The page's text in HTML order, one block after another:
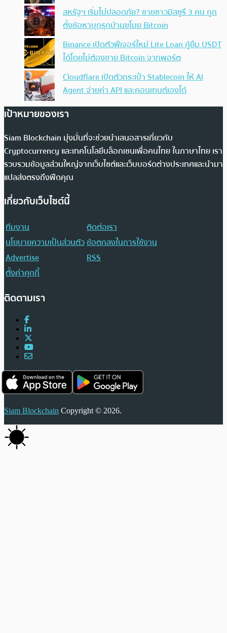
สหรัฐฯ เริ่มไม่ปลอดภัย? ชายชาวมิสซูรี 3 คน ถูก
ตั้งข้อหาบุกรุกบ้านขโมย Bitcoin
Binance เปิดตัวฟีเจอร์ใหม่ Lite Loan กู้ยืม USDT
ได้โดยไม่ต้องขาย Bitcoin จากพอร์ต
Cloudflare เปิดตัวกระเป๋า Stablecoin ให้ AI
Agent จ่ายค่า API และคอนเทนต์เองได้
เป้าหมายของเรา
Siam Blockchain มุ่งมั่นที่จะช่วยนำเสนอสารเกี่ยวกับ
Cryptocurrency และเทคโนโลยีบล็อกเชนเพื่อคนไทย ในภาษาไทย เรา
รวบรวมข้อมูลส่วนใหญ่จากเว็บไซต์และเว็บบอร์ดต่างประเทศและนำมา
แปลส่งตรงถึงฟีดคุณ
เกี่ยวกับเว็บไซต์นี้
ทีมงาน
ติดต่อเรา
นโยบายความเป็นส่วนตัวข้อตกลงในการใช้งาน
Advertise
RSS
ตั้งค่าคุกกี้
ติดตามเรา
Siam Blockchain Copyright © 2026.